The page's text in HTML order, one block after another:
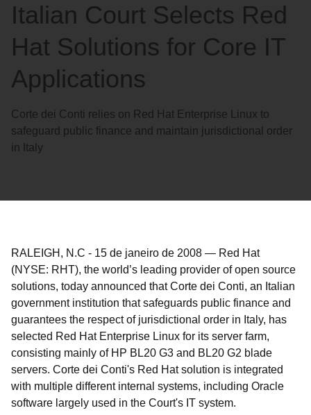
Italian Court Selects Red
Hat Solutions for Core IT
Applications
Corte dei Conti relies on Red Hat Enterprise Linux to
safeguard public finance and maintain jurisdictional order
in Italy
RALEIGH, N.C - 15 de janeiro de 2008 — Red Hat
(NYSE: RHT), the world’s leading provider of open source
solutions, today announced that Corte dei Conti, an Italian
government institution that safeguards public finance and
guarantees the respect of jurisdictional order in Italy, has
selected Red Hat Enterprise Linux for its server farm,
consisting mainly of HP BL20 G3 and BL20 G2 blade
servers. Corte dei Conti's Red Hat solution is integrated
with multiple different internal systems, including Oracle
software largely used in the Court's IT system.